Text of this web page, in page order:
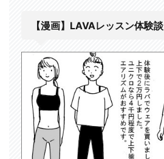
【漫画】LAVAレッスン体験談